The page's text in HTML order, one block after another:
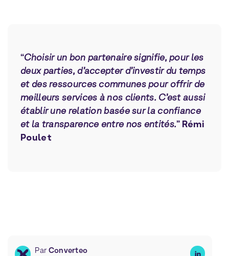
“Choisir un bon partenaire signifie, pour les
deux parties, d’accepter d’investir du temps
et des ressources communes pour offrir de
meilleurs services à nos clients. C’est aussi
établir une relation basée sur la confiance
et la transparence entre nos entités.” Rémi
Poulet
Par Converteo